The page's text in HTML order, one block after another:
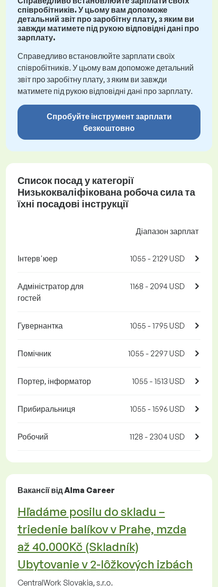
співробітників. У цьому вам допоможе
детальний звіт про заробітну плату, з яким ви
завжди матимете під рукою відповідні дані про
зарплату.
Справедливо встановлюйте зарплати своїх
співробітників. У цьому вам допоможе детальний
звіт про заробітну плату, з яким ви завжди
матимете під рукою відповідні дані про зарплату.
Спробуйте інструмент зарплати
безкоштовно
Список посад у категорії
Низькокваліфікована робоча сила та
їхні посадові інструкції
Діапазон зарплат
Інтерв'юер 1055 - 2129 USD
Адміністратор для
гостей
1168 - 2094 USD
Гувернантка 1055 - 1795 USD
Помічник 1055 - 2297 USD
Портер, інформатор 1055 - 1513 USD
Прибиральниця 1055 - 1596 USD
Робочий 1128 - 2304 USD
Вакансії від Alma Career
Hľadáme posilu do skladu –
triedenie balíkov v Prahe, mzda
až 40.000Kč (Skladník)
Ubytovanie v 2-lôžkových izbách
CentralWork Slovakia, s.r.o.